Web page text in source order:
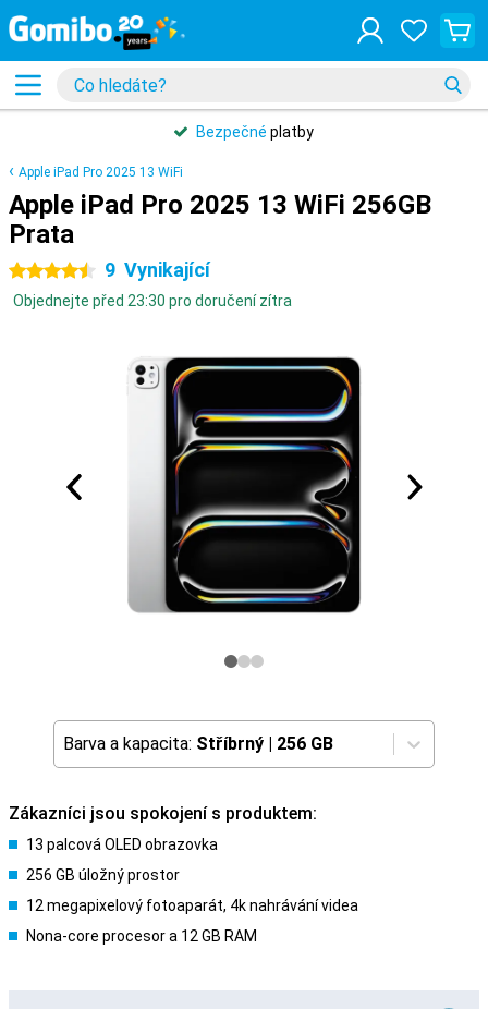
Bezpečné platby
Apple iPad Pro 2025 13 WiFi
Apple iPad Pro 2025 13 WiFi 256GB
Prata
4.5 hvězdičky 9 Vynikající
Objednejte před 23:30 pro doručení zítra
Barva a kapacita: Stříbrný | 256 GB
Zákazníci jsou spokojení s produktem:
13 palcová OLED obrazovka
256 GB úložný prostor
12 megapixelový fotoaparát, 4k nahrávání videa
Nona-core procesor a 12 GB RAM